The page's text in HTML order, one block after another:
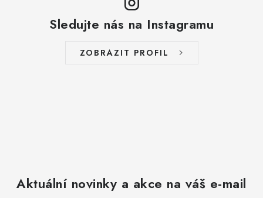
Sledujte nás na Instagramu
ZOBRAZIT PROFIL
Aktuální novinky a akce na váš e-mail